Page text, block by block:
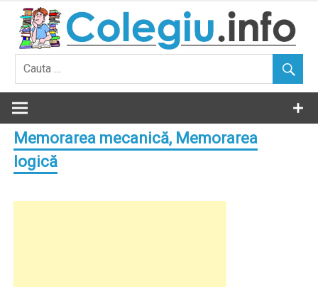
content
Memorarea mecanică, Memorarea
logică